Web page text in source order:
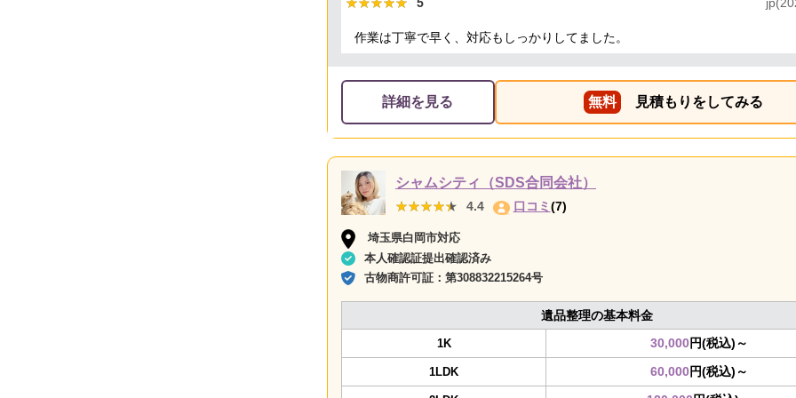
★★★★★
★★★★★ 5
作業は丁寧で早く、対応もしっかりしてました。
詳細を見る 無料 見積もりをしてみる
シャムシティ（SDS合同会社）
★★★★★
★★★★★ 4.4 口コミ(7)
埼玉県白岡市対応
本人確認証提出確認済み
古物商許可証： 第308832215264号
遺品整理の基本料金
1K 30,000円(税込)～
1LDK 60,000円(税込)～